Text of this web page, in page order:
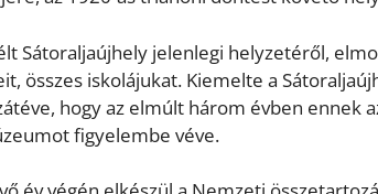
Sátoraljaújhely jelenlegi helyzetéről,
összes iskolájukat. Kiemelte a
hogy az elmúlt három évben ennek
figyelembe véve.